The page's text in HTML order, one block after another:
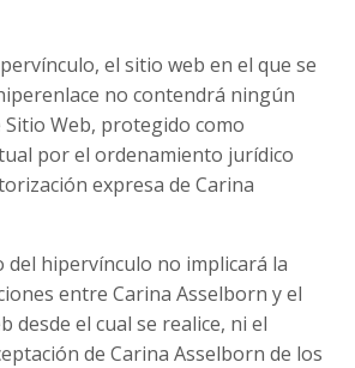
el sitio web en el que se
no contendrá ningún
Web, protegido como
por el ordenamiento jurídico
expresa de Carina
del hipervínculo no implicará la
entre Carina Asselborn y el
desde el cual se realice, ni el
de Carina Asselborn de los